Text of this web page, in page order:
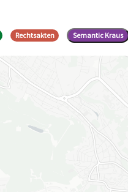
Rechtsakten Semantic Kraus